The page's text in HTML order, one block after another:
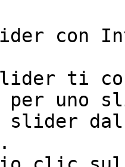
con
ti
uno